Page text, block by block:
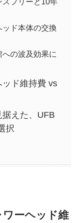
ド本体の交換
の波及効果に
ド維持費 vs
えた、UFB
択
ーヘッド維